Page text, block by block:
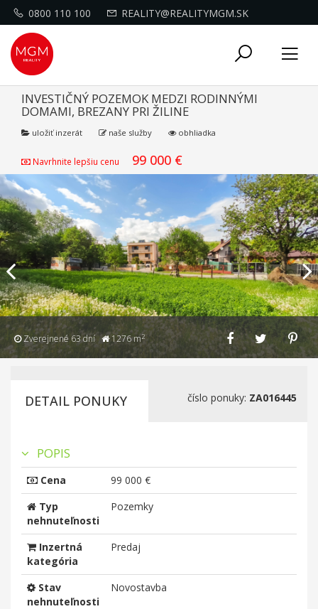
0800 110 100 REALITY@REALITYMGM.SK
Toggle
INVESTIČNÝ POZEMOK MEDZI RODINNÝMI
DOMAMI, BREZANY PRI ŽILINE
uložiť inzerát naše služby obhliadka
Navrhnite lepšiu cenu 99 000 €
Zverejnené 63 dní 1276 m2
Previous
DETAIL PONUKY číslo ponuky: ZA016445
POPIS
Cena
99 000 €
Typ
nehnuteľnosti
Pozemky
Inzertná
kategória
Predaj
Stav
nehnuteľnosti
Novostavba